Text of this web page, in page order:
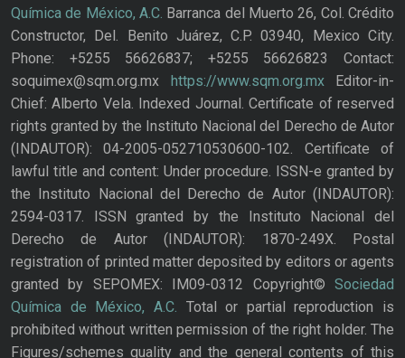
Química de México, A.C. Barranca del Muerto 26, Col. Crédito
Constructor, Del. Benito Juárez, C.P. 03940, Mexico City.
Phone: +5255 56626837; +5255 56626823 Contact:
soquimex@sqm.org.mx https://www.sqm.org.mxEditor-in-
Chief: Alberto Vela. Indexed Journal. Certificate of reserved
rights granted by the Instituto Nacional del Derecho de Autor
(INDAUTOR): 04-2005-052710530600-102. Certificate of
lawful title and content: Under procedure. ISSN-e granted by
the Instituto Nacional del Derecho de Autor (INDAUTOR):
2594-0317. ISSN granted by the Instituto Nacional del
Derecho de Autor (INDAUTOR): 1870-249X. Postal
registration of printed matter deposited by editors or agents
granted by SEPOMEX: IM09-0312 Copyright© Sociedad
Química de México, A.C. Total or partial reproduction is
prohibited without written permission of the right holder. The
Figures/schemes quality and the general contents of this